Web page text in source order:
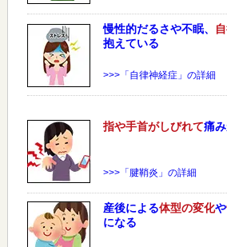
慢性的だるさや不眠、
抱えている
>>>「自律神経症」の詳細
指や手首がしびれて痛
>>>「腱鞘炎」の詳細
産後による体型の変化や
になる